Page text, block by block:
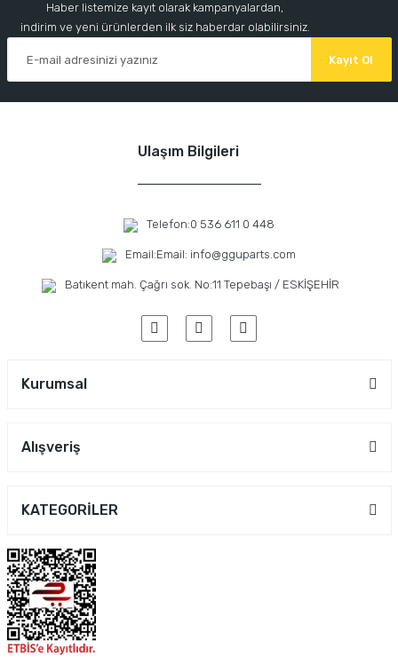
Haber listemize kayıt olarak kampanyalardan,
indirim ve yeni ürünlerden ilk siz haberdar olabilirsiniz.
Kayıt Ol
Ulaşım Bilgileri
Telefon:0 536 611 0 448
Email:Email: info@gguparts.com
Batıkent mah. Çağrı sok. No:11 Tepebaşı / ESKİŞEHİR
Kurumsal
Alışveriş
KATEGORİLER